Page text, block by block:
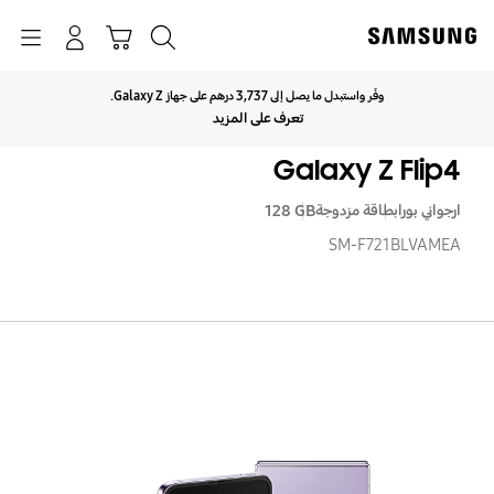
وفّر واستبدل ما يصل إلى 3,737 درهم على جهاز Galaxy Z.
تعرف على المزيد
Galaxy Z Flip4
ارجواني بورابطاقة مزدوجة‎‎128 GB‎‎
SM-F721BLVAMEA